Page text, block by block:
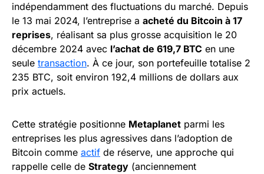
indépendamment des fluctuations du marché. Depuis
le 13 mai 2024, l’entreprise a acheté du Bitcoin à 17
reprises, réalisant sa plus grosse acquisition le 20
décembre 2024 avec l’achat de 619,7 BTC en une
seule transaction. À ce jour, son portefeuille totalise 2
235 BTC, soit environ 192,4 millions de dollars aux
prix actuels.
Cette stratégie positionne Metaplanet parmi les
entreprises les plus agressives dans l’adoption de
Bitcoin comme actif de réserve, une approche qui
rappelle celle de Strategy (anciennement